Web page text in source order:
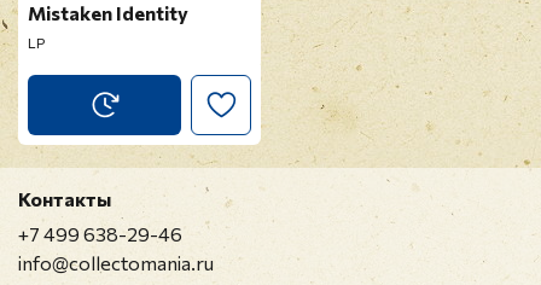
Mistaken Identity
LP
Контакты
+7 499 638-29-46
info@collectomania.ru